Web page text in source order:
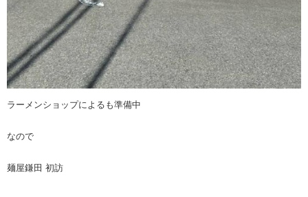
ラーメンショップによるも準備中
なので
麺屋鎌田 初訪